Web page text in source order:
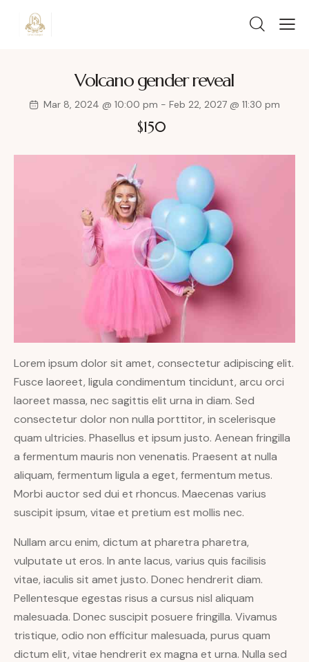
Volcano gender reveal
Mar 8, 2024 @ 10:00 pm - Feb 22, 2027 @ 11:30 pm
$150
Lorem ipsum dolor sit amet, consectetur adipiscing elit.
Fusce laoreet, ligula condimentum tincidunt, arcu orci
laoreet massa, nec sagittis elit urna in diam. Sed
consectetur dolor non nulla porttitor, in scelerisque
quam ultricies. Phasellus et ipsum justo. Aenean fringilla
a fermentum mauris non venenatis. Praesent at nulla
aliquam, fermentum ligula a eget, fermentum metus.
Morbi auctor sed dui et rhoncus. Maecenas varius
suscipit ipsum, vitae et pretium est mollis nec.
Nullam arcu enim, dictum at pharetra pharetra,
vulputate ut eros. In ante lacus, varius quis facilisis
vitae, iaculis sit amet justo. Donec hendrerit diam.
Pellentesque egestas risus a cursus nisl aliquam
malesuada. Donec suscipit posuere fringilla. Vivamus
tristique, odio non efficitur malesuada, purus quam
dictum elit, vitae hendrerit ex magna et urna. Nulla sed